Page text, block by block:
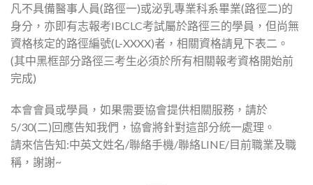
凡不具備醫事人員(路徑一)或泌乳專業科系畢業(路徑二)的
身分，亦即有志報考IBCLC考試屬於路徑三的學員，但尚無
資格核定的路徑編號(L-XXXX)者，相關資格請見​下表二。
(其中黑框部分路徑三考生必須於所有相關報考資格開始前
完成)
本會會員或學員，如果需要協會提供相關服務，請於
5/30(二)回應告知我們，協會將針對這部分統一處理。
​請來信告知​:中英文姓名/聯絡手機/聯絡LINE/目前職業及職
稱​，謝謝~​